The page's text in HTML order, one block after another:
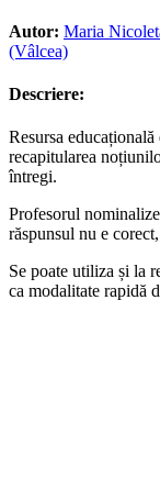
Autor: Maria
(Vâlcea)
Descriere:
Resursa
recapitularea
întregi.
Profesorul
răspunsul nu e
Se poate utiliza și la
ca modalitate rapidă